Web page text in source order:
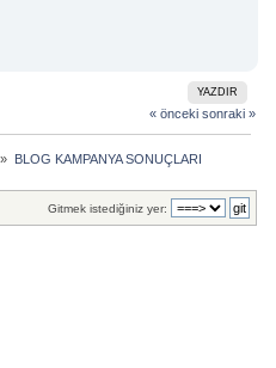
YAZDIR
« önceki sonraki »
BLOG KAMPANYA SONUÇLARI
Gitmek istediğiniz yer: